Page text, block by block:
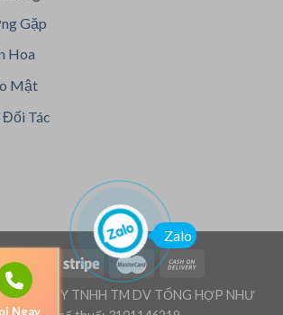
Gặp
Hoa
Mật
Đối Tác
CÔNG TY TNHH TM DV TỔNG HỢP NHƯ
Zalo
Ngay